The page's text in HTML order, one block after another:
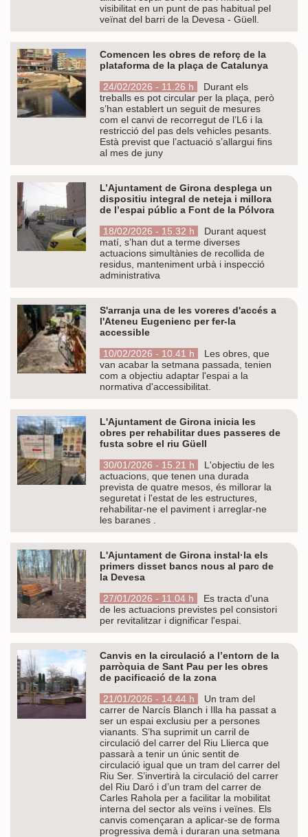
visibilitat en un punt de pas habitual pel
veïnat del barri de la Devesa - Güell.
Comencen les obres de reforç de la
plataforma de la plaça de Catalunya
24/02/2026 - 11.26 h
Durant els
treballs es pot circular per la plaça, però
s’han establert un seguit de mesures
com el canvi de recorregut de l’L6 i la
restricció del pas dels vehicles pesants.
Està previst que l’actuació s’allargui fins
al mes de juny
L’Ajuntament de Girona desplega un
dispositiu integral de neteja i millora
de l’espai públic a Font de la Pólvora
18/02/2026 - 15.32 h
Durant aquest
matí, s’han dut a terme diverses
actuacions simultànies de recollida de
residus, manteniment urbà i inspecció
administrativa
S'arranja una de les voreres d'accés a
l'Ateneu Eugenienc per fer-la
accessible
10/02/2026 - 10.41 h
Les obres, que
van acabar la setmana passada, tenien
com a objectiu adaptar l'espai a la
normativa d'accessibilitat.
L'Ajuntament de Girona inicia les
obres per rehabilitar dues passeres de
fusta sobre el riu Güell
30/01/2026 - 15.21 h
L'objectiu de les
actuacions, que tenen una durada
prevista de quatre mesos, és millorar la
seguretat i l'estat de les estructures,
rehabilitar-ne el paviment i arreglar-ne
les baranes .
L'Ajuntament de Girona instal·la els
primers disset bancs nous al parc de
la Devesa
27/01/2026 - 11.04 h
Es tracta d'una
de les actuacions previstes pel consistori
per revitalitzar i dignificar l'espai.
Canvis en la circulació a l’entorn de la
parròquia de Sant Pau per les obres
de pacificació de la zona
21/01/2026 - 14.44 h
Un tram del
carrer de Narcís Blanch i Illa ha passat a
ser un espai exclusiu per a persones
vianants. S’ha suprimit un carril de
circulació del carrer del Riu Llierca que
passarà a tenir un únic sentit de
circulació igual que un tram del carrer del
Riu Ser. S’invertirà la circulació del carrer
del Riu Daró i d’un tram del carrer de
Carles Rahola per a facilitar la mobilitat
interna del sector als veïns i veïnes. Els
canvis començaran a aplicar-se de forma
progressiva demà i duraran una setmana